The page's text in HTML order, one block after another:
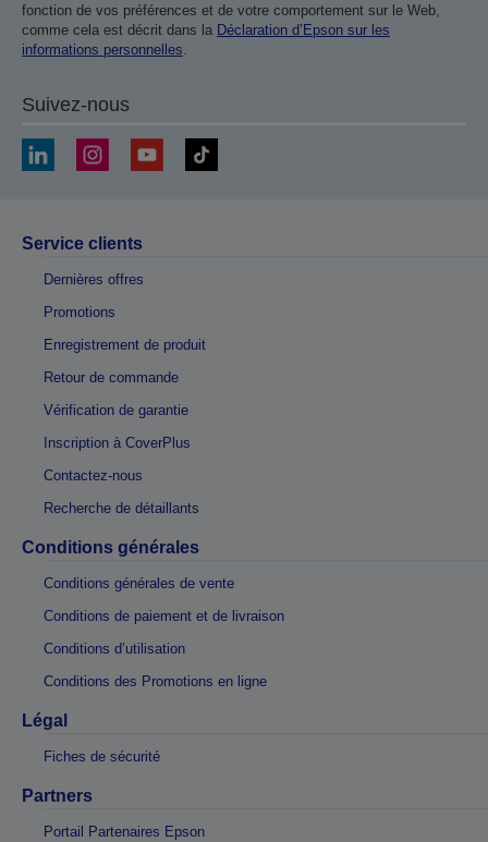
fonction de vos préférences et de votre comportement sur le Web,
comme cela est décrit dans la Déclaration d’Epson sur les
informations personnelles
Suivez-nous
Service clients
Dernières offres
Promotions
Enregistrement de produit
Retour de commande
Vérification de garantie
Inscription à CoverPlus
Contactez-nous
Recherche de détaillants
Conditions générales
Conditions générales de vente
Conditions de paiement et de livraison
Conditions d’utilisation
Conditions des Promotions en ligne
Légal
Fiches de sécurité
Partners
Portail Partenaires Epson